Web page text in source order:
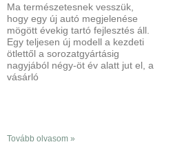
Ma természetesnek vesszük,
hogy egy új autó megjelenése
mögött évekig tartó fejlesztés áll.
Egy teljesen új modell a kezdeti
ötlettől a sorozatgyártásig
nagyjából négy-öt év alatt jut el, a
vásárló
Tovább olvasom »